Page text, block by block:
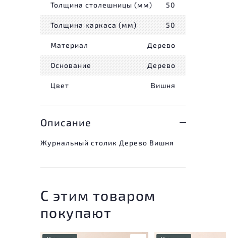
Толщина столешницы (мм) 50
Толщина каркаса (мм) 50
Материал Дерево
Основание Дерево
Цвет Вишня
Описание
Журнальный столик Дерево Вишня
С этим товаром
покупают